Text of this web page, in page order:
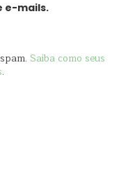
e-mails.
Saiba como seus
.